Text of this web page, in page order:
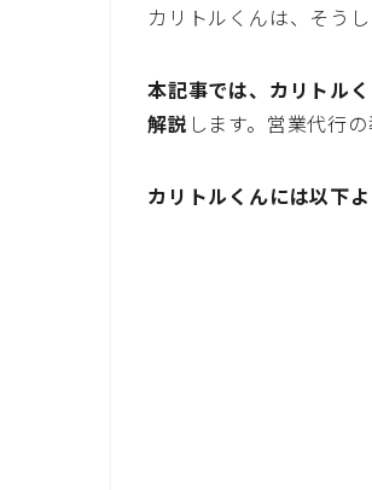
カリトルくんは、そう
本記事では、カリトル
解説 します。営業代行
カリトルくんには以下